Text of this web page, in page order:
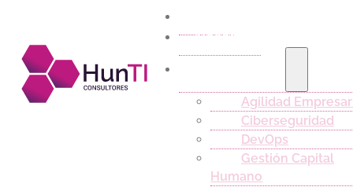
Nosotros
Agilidad
Ciberseguridad
DevOps
Gestión Capital
Humano